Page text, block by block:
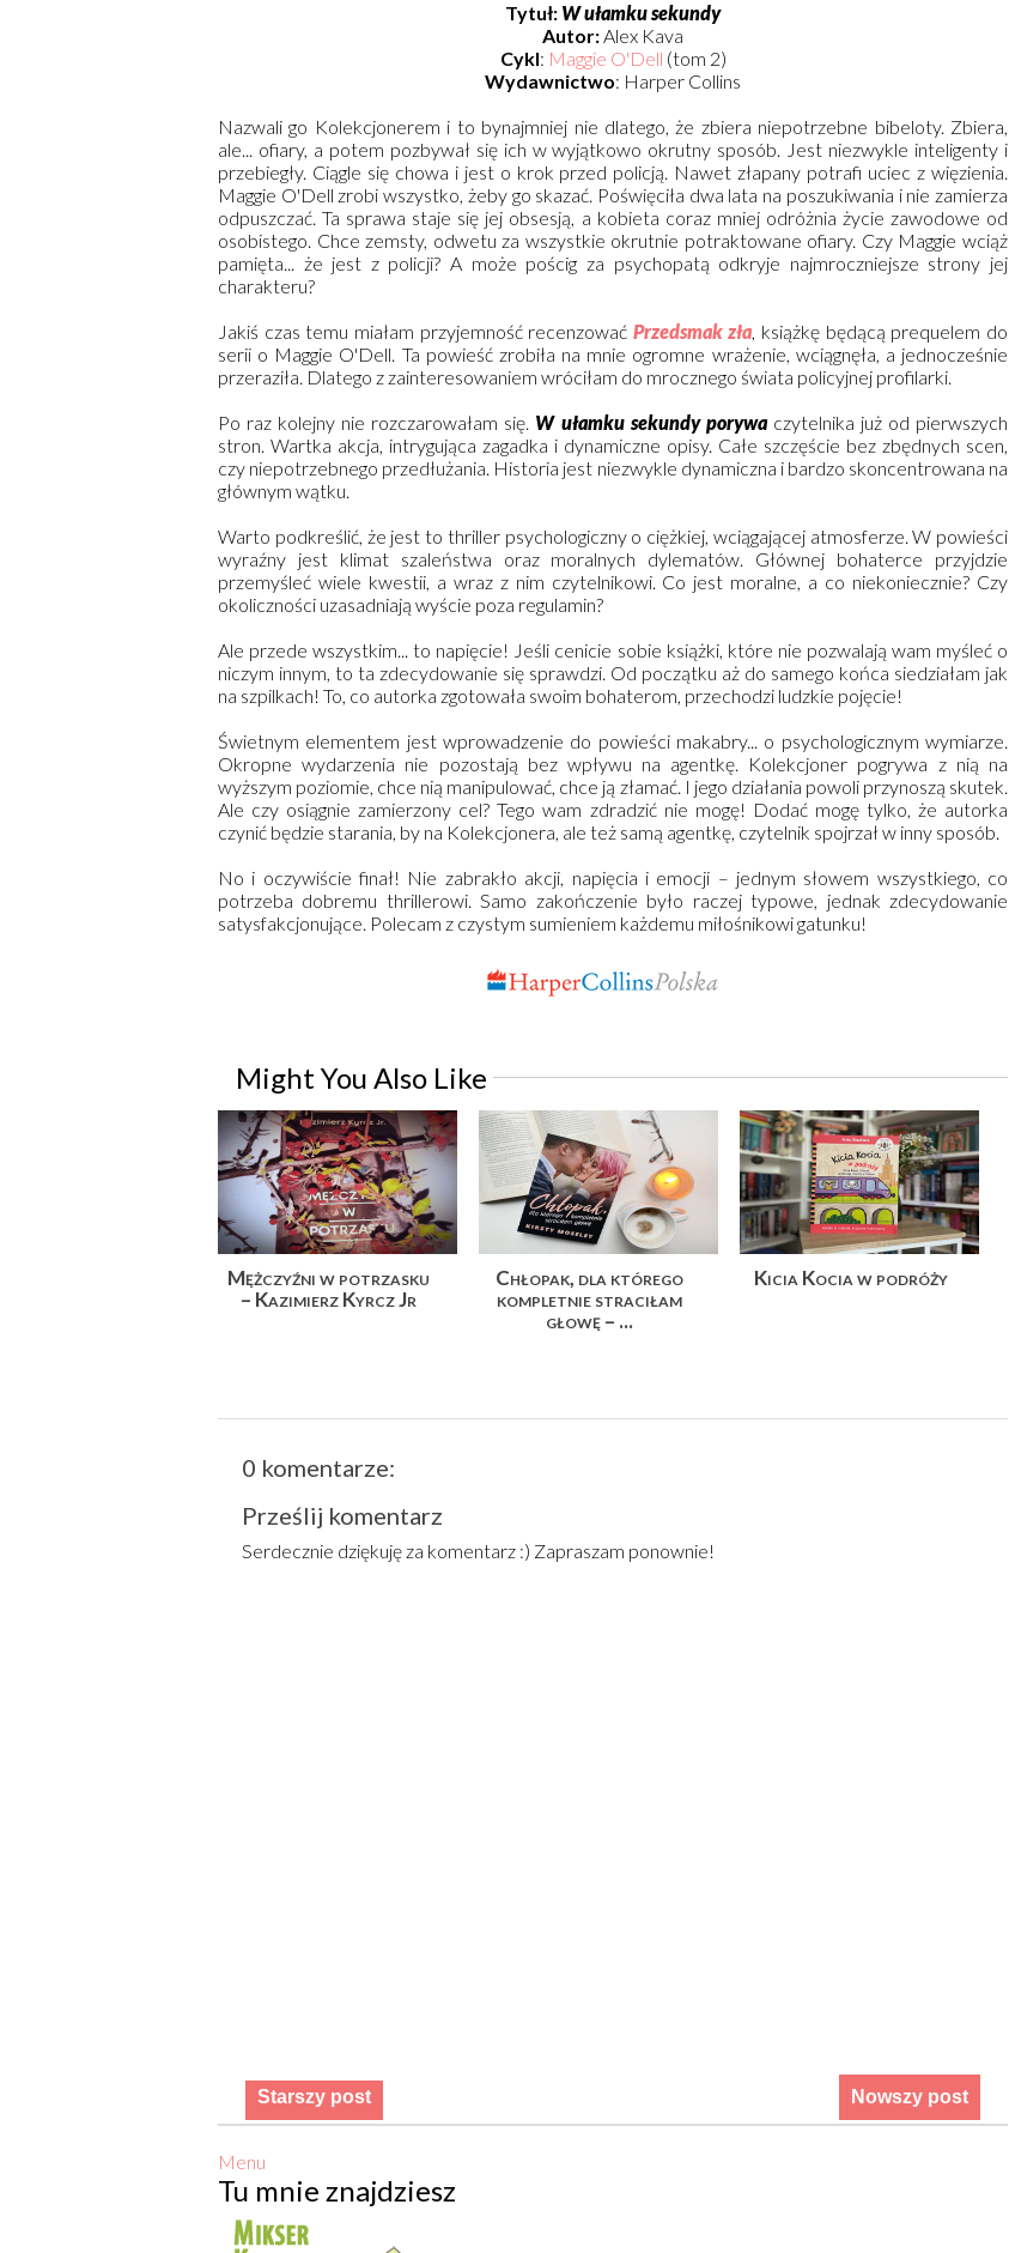
Tytuł: W ułamku sekundy
Autor:Alex Kava
Cykl: Maggie O'Dell (tom 2)
Wydawnictwo: Harper Collins
Nazwali go Kolekcjonerem i to bynajmniej nie dlatego, że zbiera niepotrzebne bibeloty. Zbiera,
ale... ofiary, a potem pozbywał się ich w wyjątkowo okrutny sposób. Jest niezwykle inteligenty i
przebiegły. Ciągle się chowa i jest o krok przed policją. Nawet złapany potrafi uciec z więzienia.
Maggie O'Dell zrobi wszystko, żeby go skazać. Poświęciła dwa lata na poszukiwania i nie zamierza
odpuszczać. Ta sprawa staje się jej obsesją, a kobieta coraz mniej odróżnia życie zawodowe od
osobistego. Chce zemsty, odwetu za wszystkie okrutnie potraktowane ofiary. Czy Maggie wciąż
pamięta... że jest z policji? A może pościg za psychopatą odkryje najmroczniejsze strony jej
charakteru?
Jakiś czas temu miałam przyjemność recenzować Przedsmak zła, książkę będącą prequelem do
serii o Maggie O'Dell. Ta powieść zrobiła na mnie ogromne wrażenie, wciągnęła, a jednocześnie
przeraziła. Dlatego z zainteresowaniem wróciłam do mrocznego świata policyjnej profilarki.
Po raz kolejny nie rozczarowałam się. W ułamku sekundy porywaczytelnika już od pierwszych
stron. Wartka akcja, intrygująca zagadka i dynamiczne opisy. Całe szczęście bez zbędnych scen,
czy niepotrzebnego przedłużania. Historia jest niezwykle dynamiczna i bardzo skoncentrowana na
głównym wątku.
Warto podkreślić, że jest to thriller psychologiczny o ciężkiej, wciągającej atmosferze. W powieści
wyraźny jest klimat szaleństwa oraz moralnych dylematów. Głównej bohaterce przyjdzie
przemyśleć wiele kwestii, a wraz z nim czytelnikowi. Co jest moralne, a co niekoniecznie? Czy
okoliczności uzasadniają wyście poza regulamin?
Ale przede wszystkim... to napięcie! Jeśli cenicie sobie książki, które nie pozwalają wam myśleć o
niczym innym, to ta zdecydowanie się sprawdzi. Od początku aż do samego końca siedziałam jak
na szpilkach! To, co autorka zgotowała swoim bohaterom, przechodzi ludzkie pojęcie!
Świetnym elementem jest wprowadzenie do powieści makabry... o psychologicznym wymiarze.
Okropne wydarzenia nie pozostają bez wpływu na agentkę. Kolekcjoner pogrywa z nią na
wyższym poziomie, chce nią manipulować, chce ją złamać. I jego działania powoli przynoszą skutek.
Ale czy osiągnie zamierzony cel? Tego wam zdradzić nie mogę! Dodać mogę tylko, że autorka
czynić będzie starania, by na Kolekcjonera, ale też samą agentkę, czytelnik spojrzał w inny sposób.
No i oczywiście finał! Nie zabrakło akcji, napięcia i emocji – jednym słowem wszystkiego, co
potrzeba dobremu thrillerowi. Samo zakończenie było raczej typowe, jednak zdecydowanie
satysfakcjonujące. Polecam z czystym sumieniem każdemu miłośnikowi gatunku!
Might You Also Like
Mężczyźni w potrzasku
– Kazimierz Kyrcz Jr
Chłopak, dla którego
kompletnie straciłam
głowę – ...
Kicia Kocia w podróży
0 komentarze:
Prześlij komentarz
Serdecznie dziękuję za komentarz :) Zapraszam ponownie!
Nowszy post
Starszy post
Menu
Tu mnie znajdziesz